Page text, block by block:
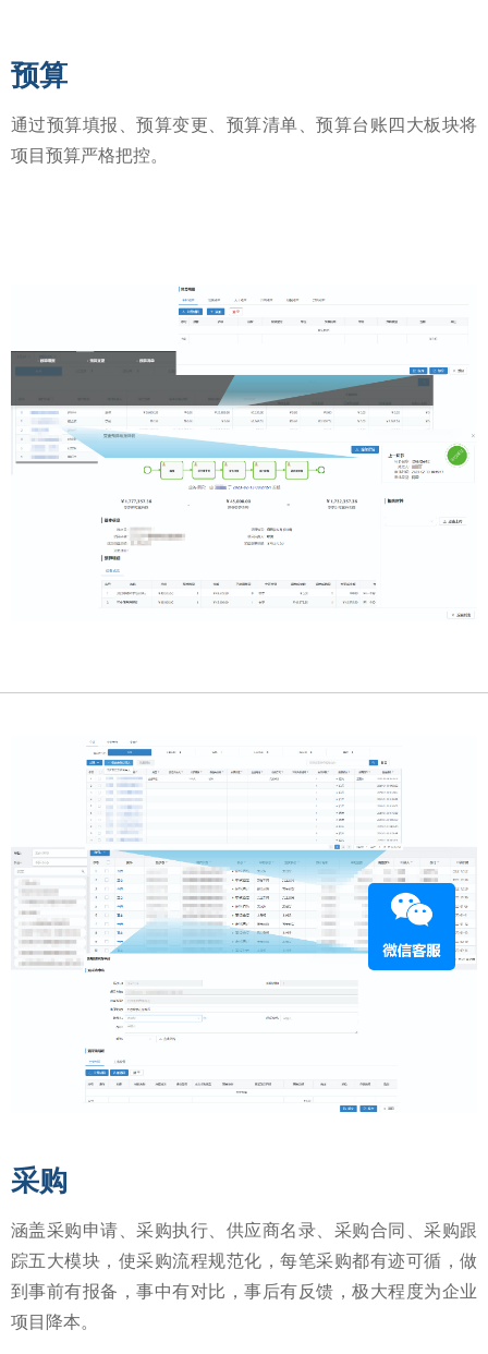
预算
通过预算填报、预算变更、预算清单、预算台账四大板块将
项目预算严格把控。
采购
涵盖采购申请、采购执行、供应商名录、采购合同、采购跟
踪五大模块，使采购流程规范化，每笔采购都有迹可循，做
到事前有报备，事中有对比，事后有反馈，极大程度为企业
项目降本。